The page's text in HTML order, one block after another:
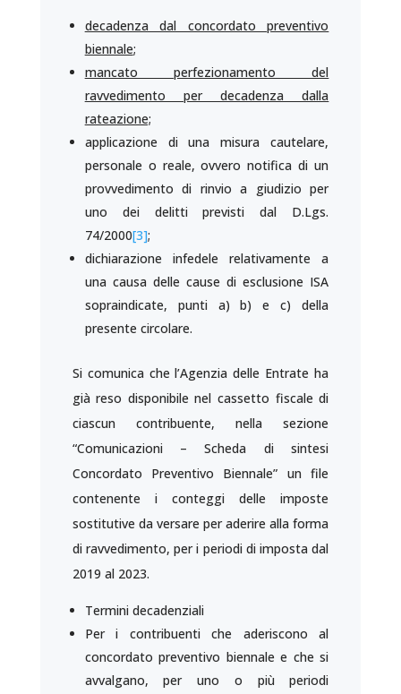
decadenza dal concordato preventivo
biennale;
mancato perfezionamento del
ravvedimento per decadenza dalla
rateazione;
applicazione di una misura cautelare,
personale o reale, ovvero notifica di un
provvedimento di rinvio a giudizio per
uno dei delitti previsti dal D.Lgs.
74/2000[3];
dichiarazione infedele relativamente a
una causa delle cause di esclusione ISA
sopraindicate, punti a) b) e c) della
presente circolare.
Si comunica che l’Agenzia delle Entrate ha
già reso disponibile nel cassetto fiscale di
ciascun contribuente, nella sezione
“Comunicazioni – Scheda di sintesi
Concordato Preventivo Biennale” un file
contenente i conteggi delle imposte
sostitutive da versare per aderire alla forma
di ravvedimento, per i periodi di imposta dal
2019 al 2023.
Termini decadenziali
Per i contribuenti che aderiscono al
concordato preventivo biennale e che si
avvalgano, per uno o più periodi